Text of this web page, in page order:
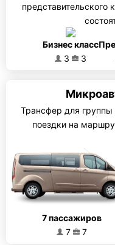
Бизнес класс
3
3
Трансфер для группы
поездки на
7 пассажиров
7
7